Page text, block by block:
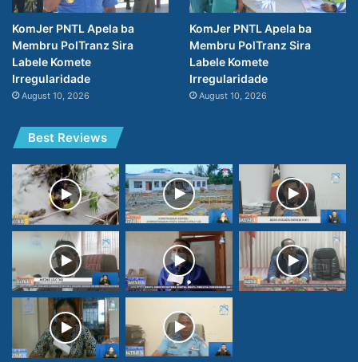
KomJer PNTL Apela ba
Membru PolTranz Sira
Labele Komete
Irregularidade
August 10, 2026
KomJer PNTL Apela ba
Membru PolTranz Sira
Labele Komete
Irregularidade
August 10, 2026
Best Reviews